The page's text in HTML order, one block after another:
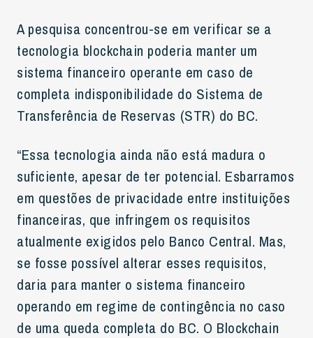
A pesquisa concentrou-se em verificar se a
tecnologia blockchain poderia manter um
sistema financeiro operante em caso de
completa indisponibilidade do Sistema de
Transferência de Reservas (STR) do BC.
“Essa tecnologia ainda não está madura o
suficiente, apesar de ter potencial. Esbarramos
em questões de privacidade entre instituições
financeiras, que infringem os requisitos
atualmente exigidos pelo Banco Central. Mas,
se fosse possível alterar esses requisitos,
daria para manter o sistema financeiro
operando em regime de contingência no caso
de uma queda completa do BC. O Blockchain